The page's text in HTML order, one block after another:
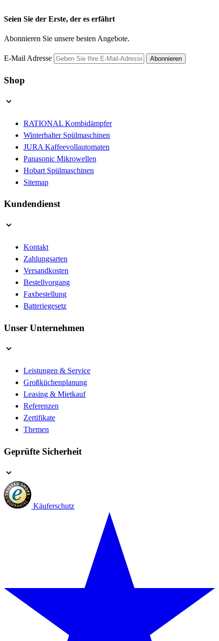
Seien Sie der Erste, der es erfährt
Abonnieren Sie unsere besten Angebote.
E-Mail Adresse Abonnieren
Shop
RATIONAL Kombidämpfer
Winterhalter Spülmaschinen
JURA Kaffeevollautomaten
Panasonic Mikrowellen
Hobart Spülmaschinen
Sitemap
Kundendienst
Kontakt
Zahlungsarten
Versandkosten
Bestellvorgang
Faxbestellung
Batteriegesetz
Unser Unternehmen
Leistungen & Service
Großküchenplanung
Leasing & Mietkauf
Referenzen
Zertifikate
Themen
Geprüfte Sicherheit
Käuferschutz